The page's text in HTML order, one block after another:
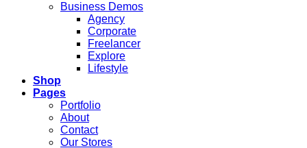
Business Demos
Agency
Corporate
Freelancer
Explore
Lifestyle
Shop
Pages
Portfolio
About
Contact
Our Stores